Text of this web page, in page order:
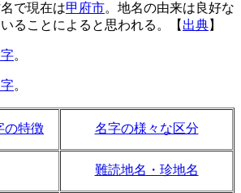
で現在は甲府市。地名の由来は良好な
ることによると思われる。【 出典】
。
。
の特徴 名字の様々な区分
難読地名・珍地名